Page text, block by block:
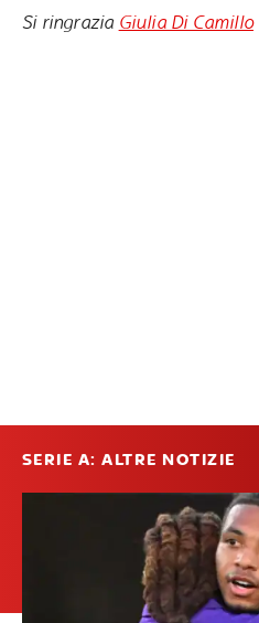
Si ringrazia Giulia Di Camillo
SERIE A: ALTRE NOTIZIE